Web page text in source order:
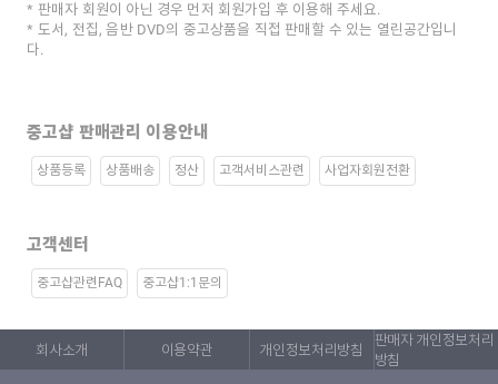
판매자 회원이 아닌 경우 먼저 회원가입 후 이용해 주세요.
도서, 전집, 음반 DVD의 중고상품을 직접 판매할 수 있는 열린공간입니
다.
중고샵 판매관리 이용안내
상품등록 상품배송 정산 고객서비스관련 사업자회원전환
고객센터
중고샵관련FAQ 중고샵1:1문의
회사소개 이용약관 개인정보처리방침
판매자 개인정보처리
방침